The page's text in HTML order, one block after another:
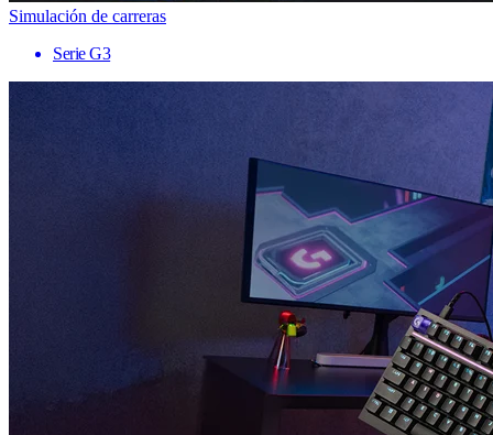
Simulación de carreras
Serie G3